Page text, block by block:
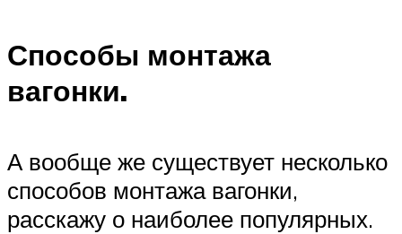
Способы монтажа
вагонки.
А вообще же существует несколько
способов монтажа вагонки,
расскажу о наиболее популярных.